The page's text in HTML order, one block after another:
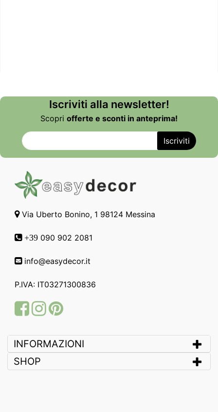
Iscriviti alla newsletter!
Scopri offerte e sconti in anteprima!
Via Uberto Bonino, 1 98124 Messina
+39 090 902 2081
info@easydecor.it
P.IVA: IT03271300836
FacebookInstagram
Pinterest
INFORMAZIONI
SHOP